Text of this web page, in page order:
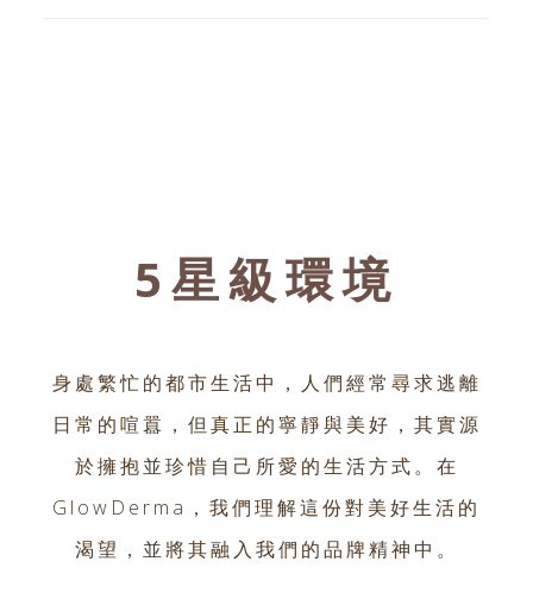
5星級環境
身處繁忙的都市生活中，人們經常尋求逃離
日常的喧囂，但真正的寧靜與美好，其實源
於擁抱並珍惜自己所愛的生活方式。在
GlowDerma，我們理解這份對美好生活的
渴望，並將其融入我們的品牌精神中。